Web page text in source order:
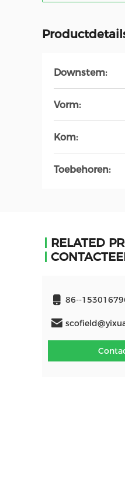
Downstem:
Vorm:
Kom:
Toebehoren:
RELATED
86--